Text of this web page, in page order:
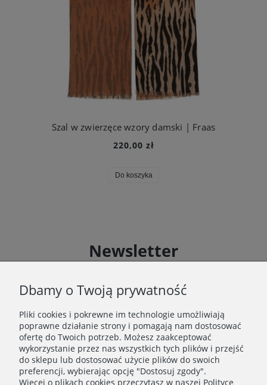
Szal w zwierzęce wzory damski | Fraas
220,00 zł
Do koszyka
Newsletter
zgodnie z Regulaminem akcji promocyjnej
Zapisz się
Zapisując się do Newslettera wyrażasz zgodę na
przetwarzanie Twoich danych osobowych zgodnie z
Polityką prywatności oraz otrzymywanie drogą
elektroniczną informacji handlowej zgodnie z
Regulaminem Newslettera.
Dbamy o Twoją prywatność
Pliki cookies i pokrewne im technologie umożliwiają
poprawne działanie strony i pomagają nam dostosować
ofertę do Twoich potrzeb. Możesz zaakceptować
wykorzystanie przez nas wszystkich tych plików i przejść
do sklepu lub dostosować użycie plików do swoich
preferencji, wybierając opcję "Dostosuj zgody".
Więcej o plikach cookies przeczytasz w naszej Polityce